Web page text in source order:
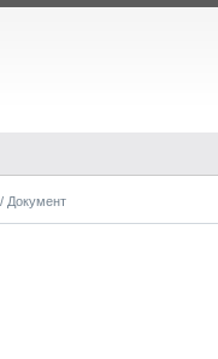
/ Документ